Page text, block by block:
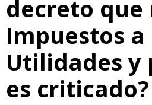
decreto
Impuestos a
Utilidades y
es criticado?